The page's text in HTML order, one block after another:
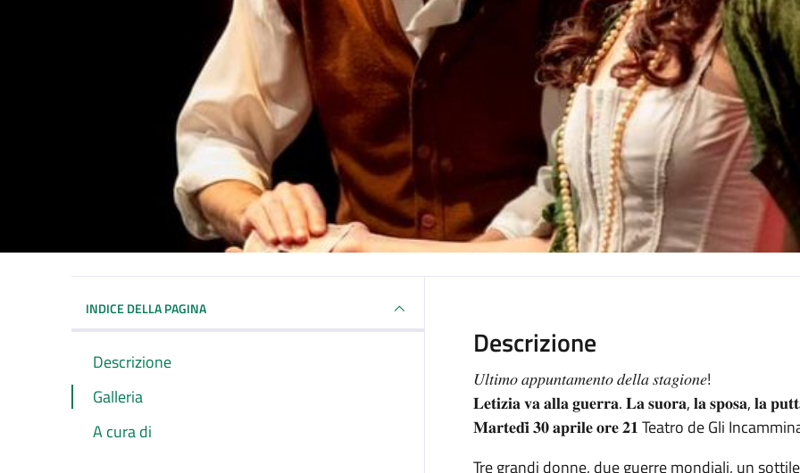
INDICE DELLA PAGINA
Descrizione
Galleria
A cura di
Descrizione
𝑈𝑙𝑡𝑖𝑚𝑜 𝑎𝑝𝑝𝑢𝑛𝑡𝑎𝑚𝑒𝑛𝑡𝑜 𝑑𝑒𝑙𝑙𝑎 𝑠𝑡𝑎𝑔𝑖𝑜𝑛𝑒!
𝐋𝐞𝐭𝐢𝐳𝐢𝐚 𝐯𝐚 𝐚𝐥𝐥𝐚 𝐠𝐮𝐞𝐫𝐫𝐚. 𝐋𝐚 𝐬𝐮𝐨𝐫𝐚, 𝐥𝐚 𝐬𝐩𝐨𝐬𝐚, 𝐥𝐚
𝐌𝐚𝐫𝐭𝐞𝐝𝐢̀ 𝟑𝟎 𝐚𝐩𝐫𝐢𝐥𝐞 𝐨𝐫𝐞 𝟐𝟏 Teatro de Gli
Tre grandi donne, due guerre mondiali, un